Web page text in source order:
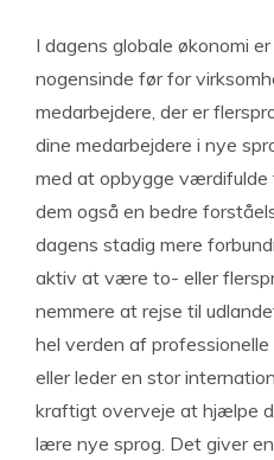
I dagens globale økonomi
nogensinde før for
medarbejdere, der er
dine medarbejdere i nye
med at opbygge
dem også en bedre
dagens stadig mere
aktiv at være to- eller
nemmere at rejse til
hel verden af professionelle
eller leder en stor
kraftigt overveje at hjælpe
lære nye sprog. Det giver